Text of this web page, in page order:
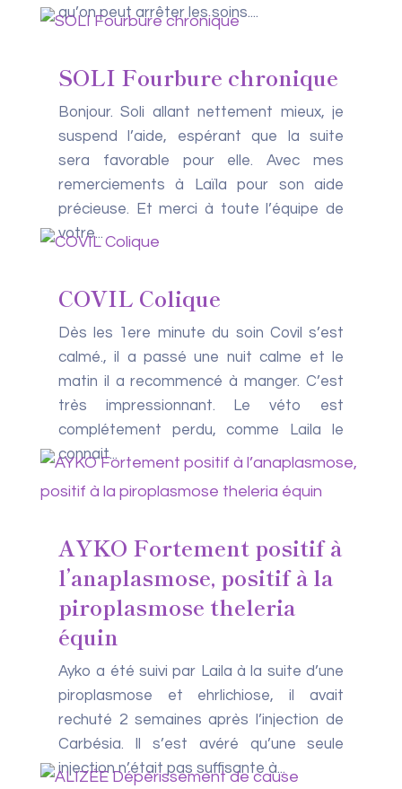
qu’on peut arrêter les soins....
SOLI Fourbure chronique
Bonjour. Soli allant nettement mieux, je
suspend l’aide, espérant que la suite
sera favorable pour elle. Avec mes
remerciements à Laïla pour son aide
précieuse. Et merci à toute l’équipe de
votre...
COVIL Colique
Dès les 1ere minute du soin Covil s’est
calmé., il a passé une nuit calme et le
matin il a recommencé à manger. C’est
très impressionnant. Le véto est
complétement perdu, comme Laila le
connait...
AYKO Fortement positif à
l’anaplasmose, positif à la
piroplasmose theleria
équin
Ayko a été suivi par Laila à la suite d’une
piroplasmose et ehrlichiose, il avait
rechuté 2 semaines après l’injection de
Carbésia. Il s’est avéré qu’une seule
injection n’était pas suffisante à...